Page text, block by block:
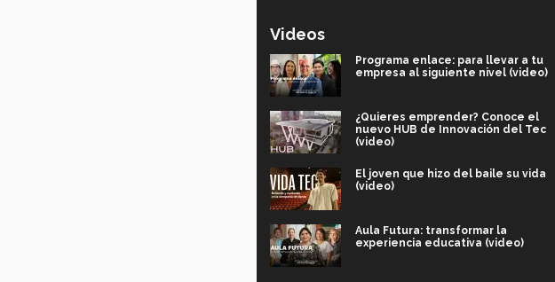
Videos
Programa enlace: para llevar a tu
empresa al siguiente nivel (video)
¿Quieres emprender? Conoce el
nuevo HUB de Innovación del Tec
(video)
El joven que hizo del baile su vida
(video)
Aula Futura: transformar la
experiencia educativa (video)